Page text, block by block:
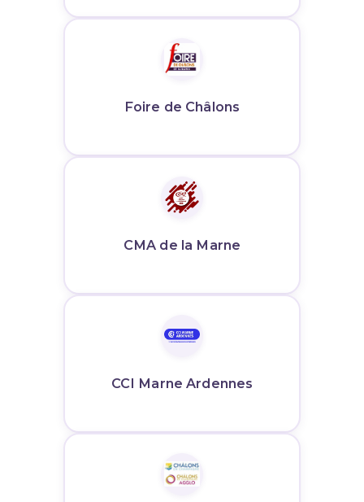
Foire de Châlons
CMA de la Marne
CCI Marne Ardennes